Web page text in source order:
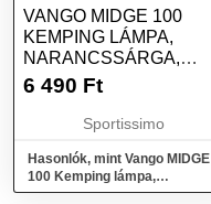
VANGO MIDGE 100
KEMPING LÁMPA,
NARANCSSÁRGA,
MÉRET
6 490 Ft
Sportissimo
Hasonlók, mint Vango MIDGE
100 Kemping lámpa,
narancssárga, méret